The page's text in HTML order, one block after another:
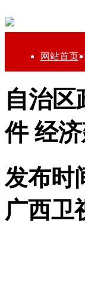
网站首页
自治区
件 经
发布时
广西卫